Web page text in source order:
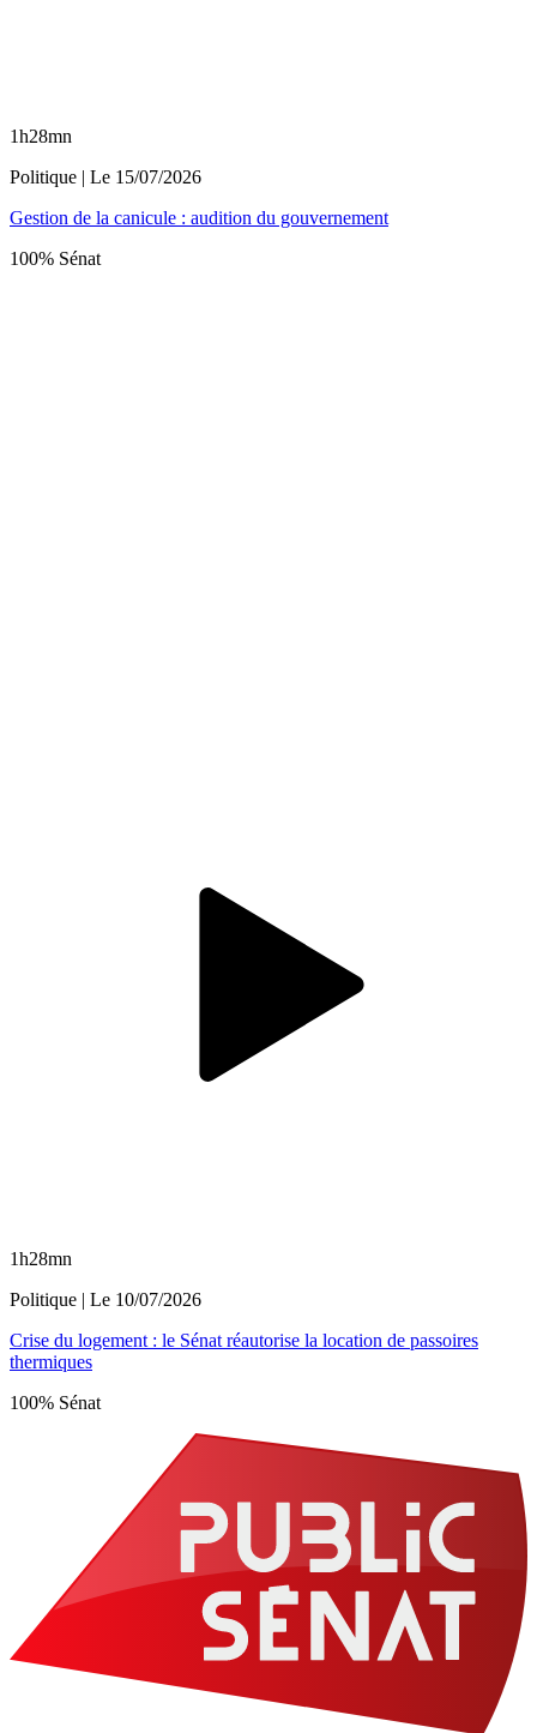
1h28mn
Politique | Le 15/07/2026
Gestion de la canicule : audition du gouvernement
100% Sénat
1h28mn
Politique | Le 10/07/2026
Crise du logement : le Sénat réautorise la location de passoires
thermiques
100% Sénat